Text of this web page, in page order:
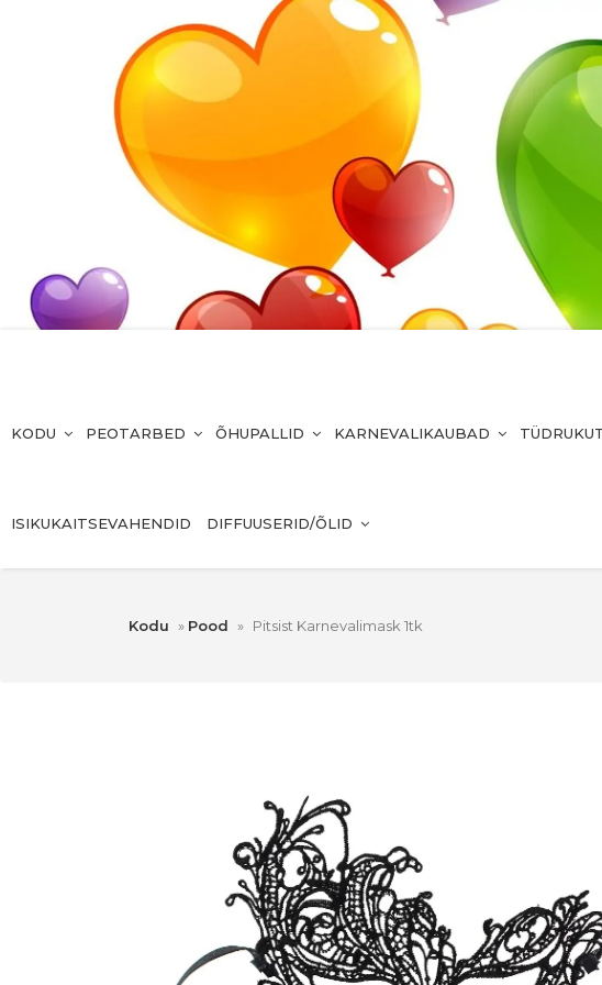
KODU PEOTARBED ÕHUPALLID KARNEVALIKAUBAD
ISIKUKAITSEVAHENDID DIFFUUSERID/ÕLID
Kodu » Pood » Pitsist Karnevalimask 1tk